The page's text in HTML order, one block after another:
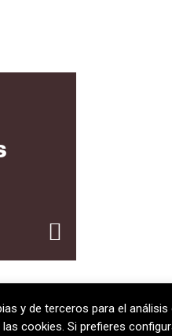
· General Prim 5, 2n ·
y de terceros para el
cookies. Si prefieres